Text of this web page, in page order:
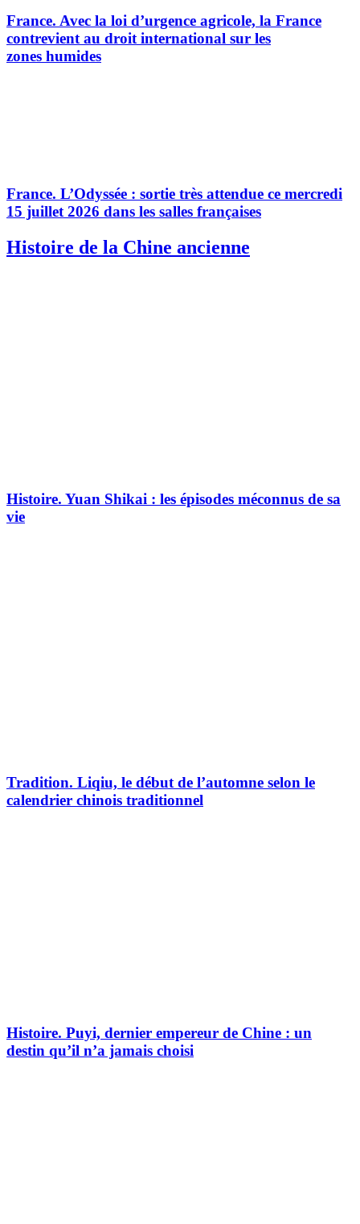
France. Avec la loi d’urgence agricole, la France
contrevient au droit international sur les
zones humides
France. L’Odyssée : sortie très attendue ce mercredi
15 juillet 2026 dans les salles françaises
Histoire de la Chine ancienne
Histoire. Yuan Shikai : les épisodes méconnus de sa
vie
Tradition. Liqiu, le début de l’automne selon le
calendrier chinois traditionnel
Histoire. Puyi, dernier empereur de Chine : un
destin qu’il n’a jamais choisi